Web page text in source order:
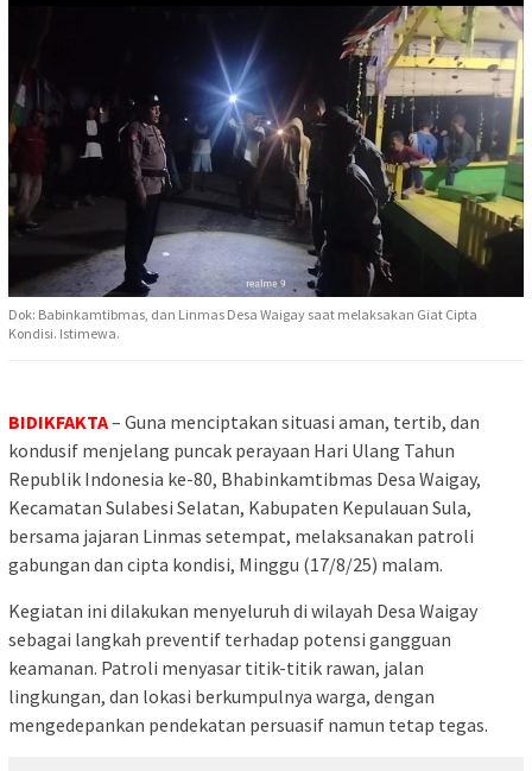
Dok: Babinkamtibmas, dan Linmas Desa Waigay saat melaksakan Giat Cipta
Kondisi. Istimewa.
BIDIKFAKTA– Guna menciptakan situasi aman, tertib, dan
kondusif menjelang puncak perayaan Hari Ulang Tahun
Republik Indonesia ke-80, Bhabinkamtibmas Desa Waigay,
Kecamatan Sulabesi Selatan, Kabupaten Kepulauan Sula,
bersama jajaran Linmas setempat, melaksanakan patroli
gabungan dan cipta kondisi, Minggu (17/8/25) malam.
Kegiatan ini dilakukan menyeluruh di wilayah Desa Waigay
sebagai langkah preventif terhadap potensi gangguan
keamanan. Patroli menyasar titik-titik rawan, jalan
lingkungan, dan lokasi berkumpulnya warga, dengan
mengedepankan pendekatan persuasif namun tetap tegas.